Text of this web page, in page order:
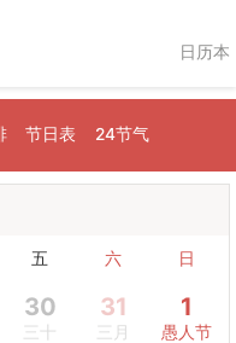
日历本
节日表 24节气
五 六 日
30 31
三月
1
愚人节